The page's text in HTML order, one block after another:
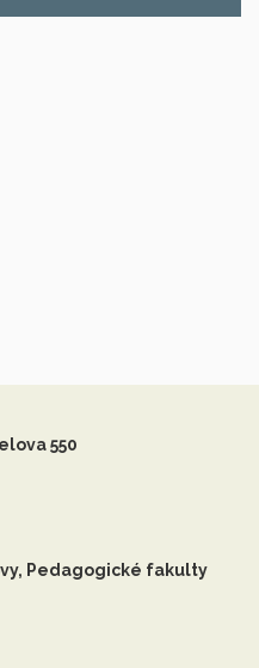
550
Pedagogické fakulty